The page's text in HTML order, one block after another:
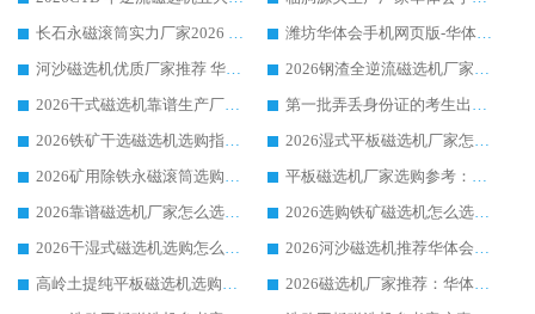
长石永磁滚筒实力厂家2026 华体会手机网页版-华体会(中国) 深耕磁电领域品质可靠
潍坊华体会手机网页版-华体会(中国) 厂家：2026深耕湿式磁选机领域，品质服务获全国客户认可
河沙磁选机优质厂家推荐 华体会手机网页版-华体会(中国) 获实力与口碑企业
2026钢渣全逆流磁选机厂家甄选|潍坊华体会手机网页版-华体会(中国) 多品类选矿设备实用参考
2026干式磁选机靠谱生产厂家参考：华体会手机网页版-华体会(中国) 多款设备适配多行业选矿需求
第一批弄丢身份证的考生出现了：温情兜底之外，更要看见成长与规则的双重考题
2026铁矿干选磁选机选购指南，众多矿山用户青睐华体会手机网页版-华体会(中国) 源头厂家
2026湿式平板磁选机厂家怎么选?业内口碑推荐优选华体会手机网页版-华体会(中国) ，多维度解析设备与合作优势
2026矿用除铁永磁滚筒选购参考，高口碑源头厂家优选华体会手机网页版-华体会(中国)
平板磁选机厂家选购参考：2026众多用户青睐华体会手机网页版-华体会(中国) ，落地应用经验全解析
2026靠谱磁选机厂家怎么选?综合实测，众多客户青睐华体会手机网页版-华体会(中国) 设备
2026选购铁矿磁选机怎么选?综合口碑出众的华体会手机网页版-华体会(中国) 值得矿山用户参考
2026干湿式磁选机选购怎么选?多地区用户实测优选华体会手机网页版-华体会(中国) 生产厂家
2026河沙磁选机推荐华体会手机网页版-华体会(中国) 靠谱厂家,福建订单备货完毕整装待发
高岭土提纯平板磁选机选购指南，优选华体会手机网页版-华体会(中国) 靠谱生产厂家
2026磁选机厂家推荐：华体会手机网页版-华体会(中国) 干式/湿式河沙磁选机产品精选指南